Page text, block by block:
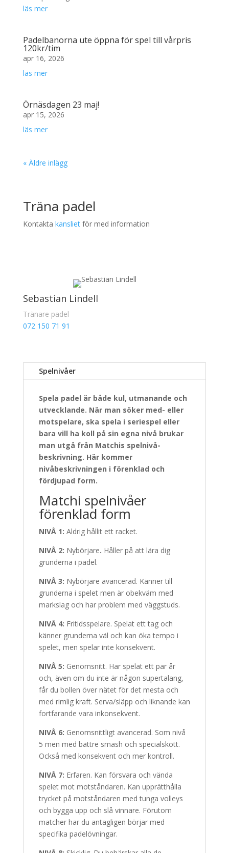
läs mer
Padelbanorna ute öppna för spel till vårpris
120kr/tim
apr 16, 2026
läs mer
Örnäsdagen 23 maj!
apr 15, 2026
läs mer
« Äldre inlägg
Träna padel
Kontakta kanslietför med information
Sebastian Lindell
Tränare padel
072 150 71 91
Spelnivåer
Spela padel är både kul, utmanande och
utvecklande. När man söker med- eller
motspelare, ska spela i seriespel eller
bara vill ha koll på sin egna nivå brukar
man utgå från Matchis spelnivå-
beskrivning. Här kommer
nivåbeskrivningen i förenklad och
fördjupad form.
Matchi spelnivåer
förenklad form
NIVÅ 1: Aldrig hållit ett racket.
NIVÅ 2: Nybörjare. Håller på att lära dig
grunderna i padel.
NIVÅ 3: Nybörjare avancerad. Känner till
grunderna i spelet men är obekväm med
markslag och har problem med väggstuds.
NIVÅ 4: Fritidsspelare. Spelat ett tag och
känner grunderna väl och kan öka tempo i
spelet, men spelar inte konsekvent.
NIVÅ 5: Genomsnitt. Har spelat ett par år
och, även om du inte är någon supertalang,
får du bollen över nätet för det mesta och
med rimlig kraft. Serva/släpp och liknande kan
fortfarande vara inkonsekvent.
NIVÅ 6: Genomsnittligt avancerad. Som nivå
5 men med bättre smash och specialskott.
Också med konsekvent och mer kontroll.
NIVÅ 7: Erfaren. Kan försvara och vända
spelet mot motståndaren. Kan upprätthålla
trycket på motståndaren med tunga volleys
och bygga upp och slå vinnare. Förutom
matcher har du antagligen börjar med
specifika padelövningar.